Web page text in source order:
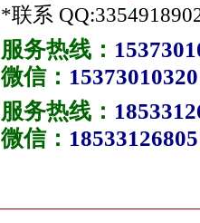
*联系 QQ:
服务热线：
微信： 15373010320
服务热线：
微信： 18533126805